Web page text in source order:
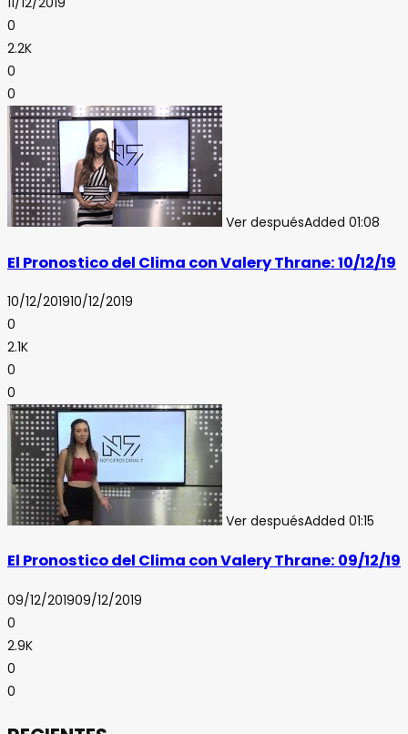
0
2.2K
0
0
Ver despuésAdded 01:08
El Pronostico del Clima con Valery Thrane: 10/12/19
10/12/201910/12/2019
0
2.1K
0
0
Ver despuésAdded 01:15
El Pronostico del Clima con Valery Thrane: 09/12/19
09/12/201909/12/2019
0
2.9K
0
0